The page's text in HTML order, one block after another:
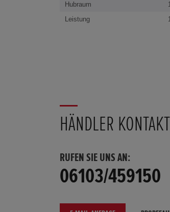
Hubraum
Leistung
HÄNDLER
RUFEN SIE UNS AN:
06103/459150